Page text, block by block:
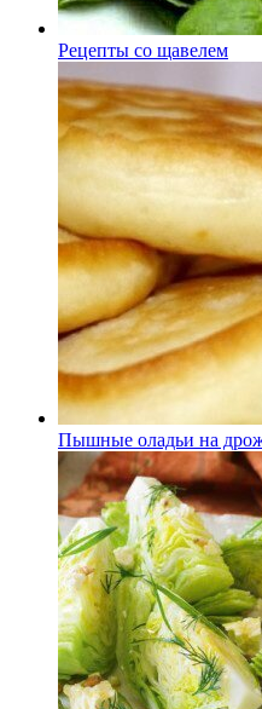
Рецепты со щавелем
Пышные оладьи на